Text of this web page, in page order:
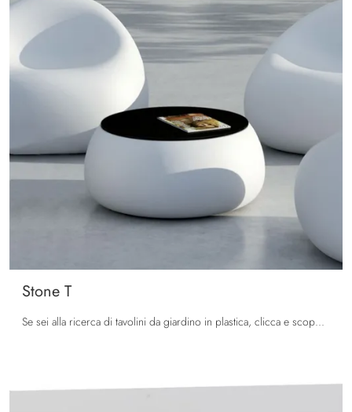
Stone T
Se sei alla ricerca di tavolini da giardino in plastica, clicca e scopri di più sul modello Stone T della marca La Seggiola.